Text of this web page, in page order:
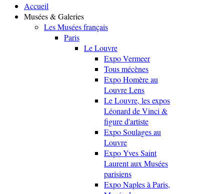
Accueil
Musées & Galeries
Les Musées français
Paris
Le Louvre
Expo Vermeer
Tous mécènes
Expo Homère au
Louvre Lens
Le Louvre, les expos
Léonard de Vinci &
figure d'artiste
Expo Soulages au
Louvre
Expo Yves Saint
Laurent aux Musées
parisiens
Expo Naples à Paris,